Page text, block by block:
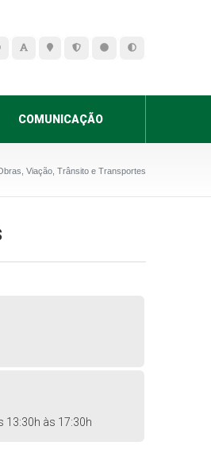
COMUNICAÇÃO
Viação, Trânsito e Transportes
13:30h às 17:30h